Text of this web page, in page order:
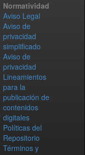
Normatividad
Aviso Legal
Aviso de
privacidad
simplificado
Aviso de
privacidad
Lineamientos
para la
publicación de
contenidos
digitales
Políticas del
Repositorio
Términos y